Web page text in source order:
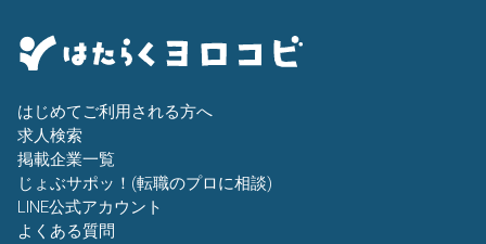
はじめてご利用される方へ
求人検索
掲載企業一覧
じょぶサポッ！(転職のプロに相談)
LINE公式アカウント
よくある質問